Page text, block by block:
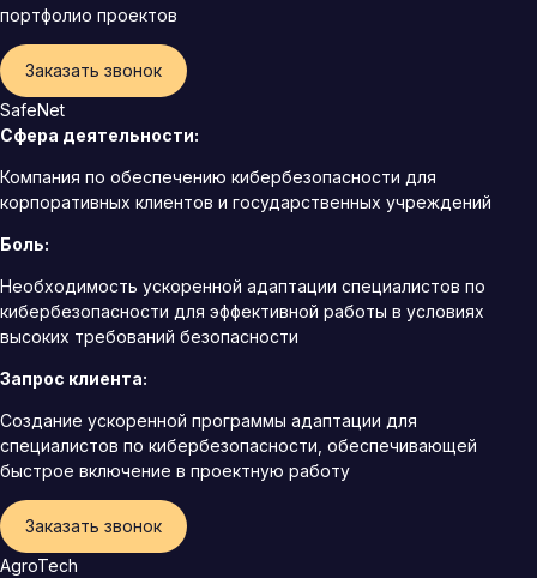
портфолио проектов
Заказать звонок
SafeNet
Сфера деятельности:
Компания по обеспечению кибербезопасности для
корпоративных клиентов и государственных учреждений
Боль:
Необходимость ускоренной адаптации специалистов по
кибербезопасности для эффективной работы в условиях
высоких требований безопасности
Запрос клиента:
Создание ускоренной программы адаптации для
специалистов по кибербезопасности, обеспечивающей
быстрое включение в проектную работу
Заказать звонок
AgroTech